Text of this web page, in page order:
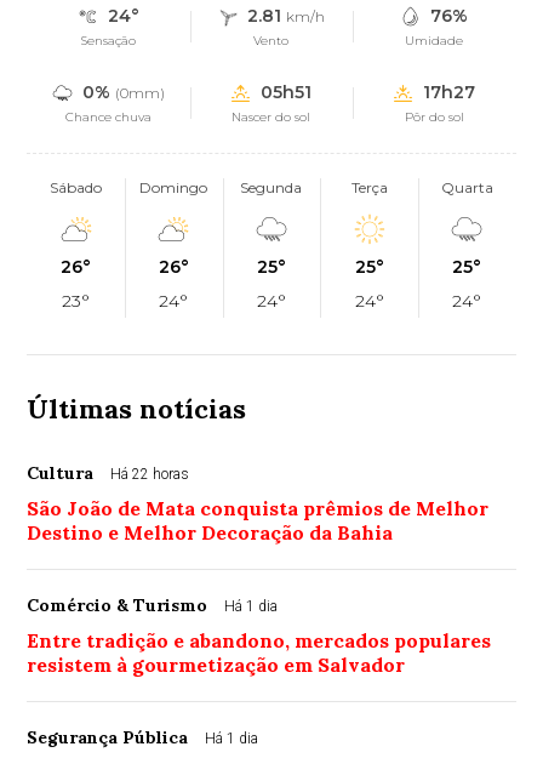
24°
Sensação
2.81 km/h
Vento
76%
Umidade
0% (0mm)
Chance chuva
05h51
Nascer do sol
17h27
Pôr do sol
Sábado
26°
23°
Domingo
26°
24°
Segunda
25°
24°
Terça
25°
24°
Quarta
25°
24°
Últimas notícias
Cultura Há 22 horas
São João de Mata conquista prêmios de Melhor
Destino e Melhor Decoração da Bahia
Comércio & Turismo Há 1 dia
Entre tradição e abandono, mercados populares
resistem à gourmetização em Salvador
Segurança Pública Há 1 dia